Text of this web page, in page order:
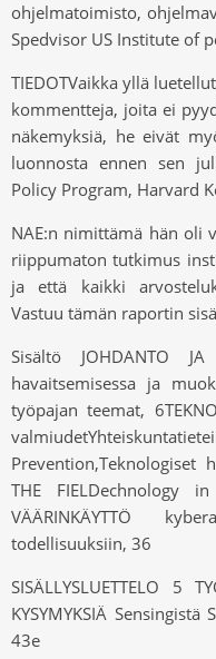
ohjelmatoimisto,
Spedvisor US Institute of
TIEDOTVaikka yllä
kommentteja, joita ei
näkemyksiä, he eivät
luonnosta ennen sen
Policy Program, Harvard
NAE:n nimittämä hän oli
riippumaton tutkimus
ja että kaikki
Vastuu tämän raportin
Sisältö JOHDANTO
havaitsemisessa ja
työpajan teemat,
Prevention,Teknologiset
THE FIELDechnology
VÄÄRINKÄYTTÖ
todellisuuksiin, 36
SISÄLLYSLUETTELO 5
KYSYMYKSIÄ
43e